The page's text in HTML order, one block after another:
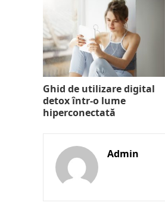
Ghid de utilizare digital
detox într-o lume
hiperconectată
Admin